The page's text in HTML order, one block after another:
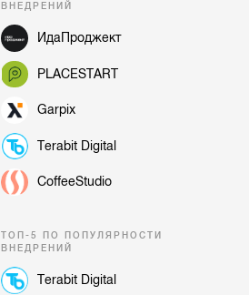
ВНЕДРЕНИЙ
ИдаПроджект
PLACESTART
Garpix
Terabit Digital
CoffeeStudio
ТОП-5 ПО ПОПУЛЯРНОСТИ
ВНЕДРЕНИЙ
Terabit Digital